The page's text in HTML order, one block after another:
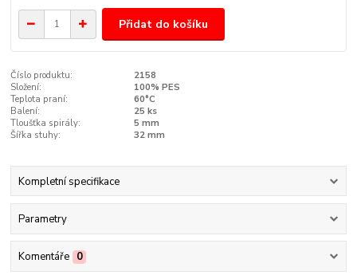
Přidat do košíku
Číslo produktu:
2158
Složení:
100% PES
Teplota praní:
60°C
Balení:
25 ks
Tloušťka spirály:
5 mm
Šířka stuhy:
32 mm
Kompletní specifikace
Parametry
Komentáře 0